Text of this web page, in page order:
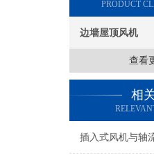
PRODUCT
边墙屋顶风机
查看
相